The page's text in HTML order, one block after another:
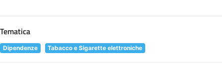
Tematica
Dipendenze Tabacco e Sigarette elettroniche